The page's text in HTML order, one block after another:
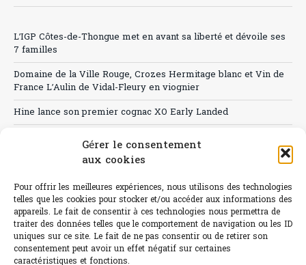
Gérer le consentement
aux cookies
Pour offrir les meilleures expériences, nous utilisons des technologies
telles que les cookies pour stocker et/ou accéder aux informations des
appareils. Le fait de consentir à ces technologies nous permettra de
traiter des données telles que le comportement de navigation ou les ID
uniques sur ce site. Le fait de ne pas consentir ou de retirer son
consentement peut avoir un effet négatif sur certaines
caractéristiques et fonctions.
L’IGP Côtes-de-Thongue met en avant sa liberté et dévoile ses
7 familles
Domaine de la Ville Rouge, Crozes Hermitage blanc et Vin de
France L’Aulin de Vidal-Fleury en viognier
Hine lance son premier cognac XO Early Landed
Sélection de rosés 2026
L'abus d'alcool est dangereux pour la santé.